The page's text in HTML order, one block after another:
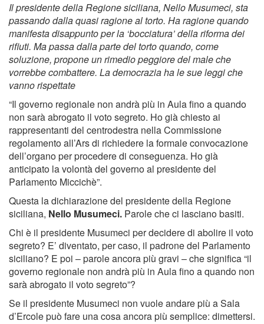
Il presidente della Regione siciliana, Nello Musumeci, sta
passando dalla quasi ragione al torto. Ha ragione quando
manifesta disappunto per la ‘bocciatura’ della riforma dei
rifiuti. Ma passa dalla parte del torto quando, come
soluzione, propone un rimedio peggiore del male che
vorrebbe combattere. La democrazia ha le sue leggi che
vanno rispettate
“Il governo regionale non andrà più in Aula fino a quando
non sarà abrogato il voto segreto. Ho già chiesto ai
rappresentanti del centrodestra nella Commissione
regolamento all’Ars di richiedere la formale convocazione
dell’organo per procedere di conseguenza. Ho già
anticipato la volontà del governo al presidente del
Parlamento Miccichè”.
Questa la dichiarazione del presidente della Regione
siciliana, Nello Musumeci. Parole che ci lasciano basiti.
Chi è il presidente Musumeci per decidere di abolire il voto
segreto? E’ diventato, per caso, il padrone del Parlamento
siciliano? E poi – parole ancora più gravi – che significa “il
governo regionale non andrà più in Aula fino a quando non
sarà abrogato il voto segreto”?
Se il presidente Musumeci non vuole andare più a Sala
d’Ercole può fare una cosa ancora più semplice: dimettersi.